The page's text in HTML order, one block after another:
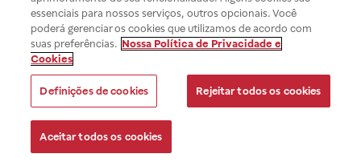
essenciais para nossos serviços, outros opcionais. Você
poderá gerenciar os cookies que utilizamos de acordo com
suas preferências. Nossa Política de Privacidade e
Cookies
Definições de cookies Rejeitar todos os cookies
Aceitar todos os cookies